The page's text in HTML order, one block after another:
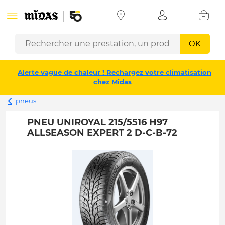
OK
Alerte vague de chaleur ! Rechargez votre climatisation
chez Midas
pneus
PNEU UNIROYAL 215/5516 H97
ALLSEASON EXPERT 2 D-C-B-72